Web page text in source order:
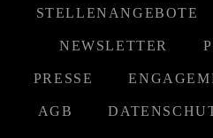
STELLENANGEBOTE
NEWSLETTER
PRESSE
AGB